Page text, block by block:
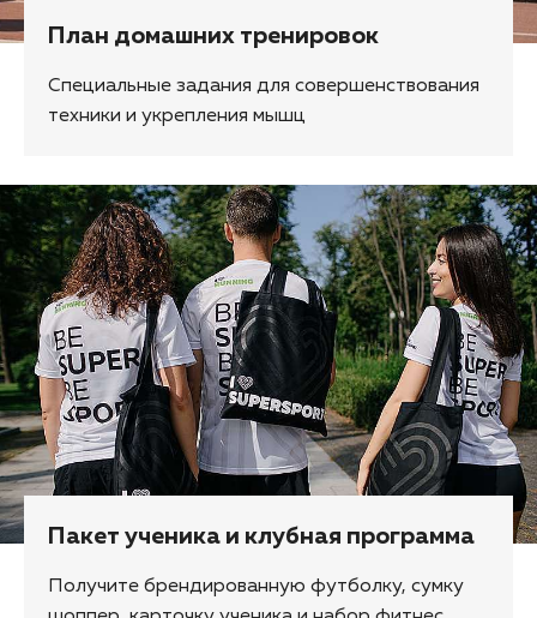
План домашних тренировок
Специальные задания для совершенствования
техники и укрепления мышц
Пакет ученика и клубная программа
Получите брендированную футболку, сумку